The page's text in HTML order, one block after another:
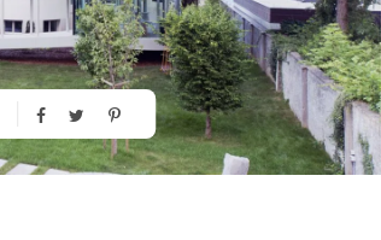
на Expo Филигрански обетки